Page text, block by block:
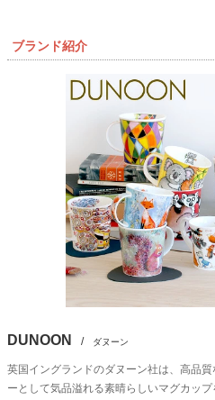
ブランド紹介
DUNOON / ダヌーン
英国イングランドのダヌーン社は、高品
ーとして気品溢れる素晴らしいマグカッ